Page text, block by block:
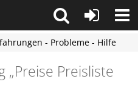
- Probleme - Hilfe
„Preise Preisliste